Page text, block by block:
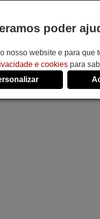
poder
nosso website e para que
e cookies para